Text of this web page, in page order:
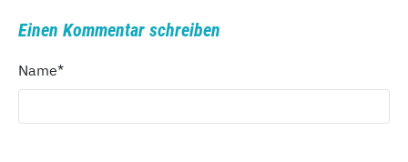
Einen Kommentar schreiben
Name*